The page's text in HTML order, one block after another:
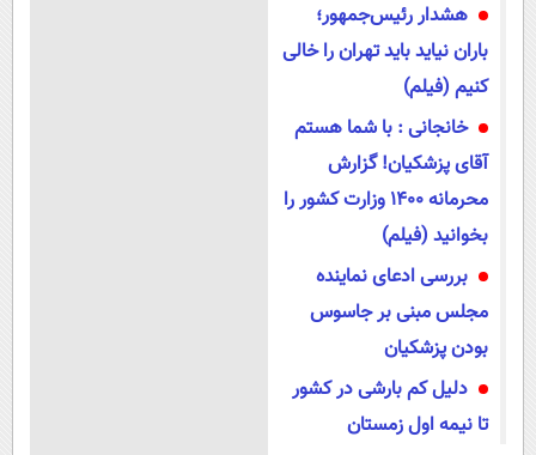
هشدار رئیس‌جمهور؛
باران نیاید باید تهران را خالی
کنیم (فیلم)
خانجانی : با شما هستم
آقای پزشکیان! گزارش
محرمانه 1400 وزارت کشور را
بخوانید (فیلم)
بررسی ادعای نماینده
مجلس مبنی بر جاسوس
بودن پزشکیان
دلیل کم بارشی در کشور
تا نیمه اول زمستان